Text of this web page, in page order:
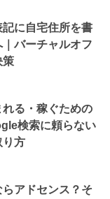
に自宅住所を書
バーチャルオフ
策
る・稼ぐための
検索に頼らない
り方
アドセンス？そ